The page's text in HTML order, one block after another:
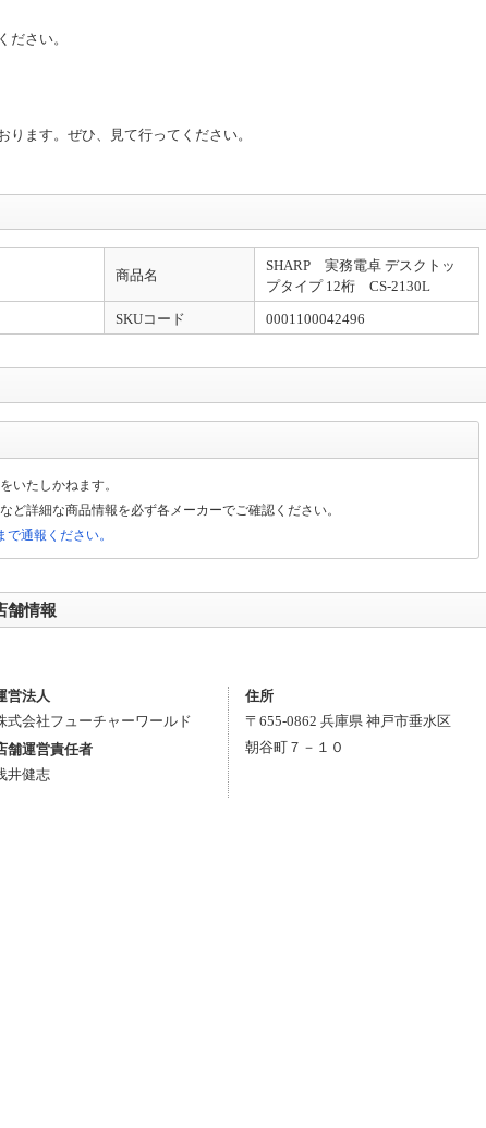
ださい。
ます。ぜひ、見て行ってください。
商品名
SHARP 実務電卓 デスクトッ
プタイプ 12桁 CS-2130L
SKUコード 0001100042496
いたしかねます。
ど詳細な商品情報を必ず各メーカーでご確認ください。
通報ください。
舗情報
営法人
式会社フューチャーワールド
舗運営責任者
井健志
住所
〒 655-0862 兵庫県 神戸市垂水区
朝谷町７－１０